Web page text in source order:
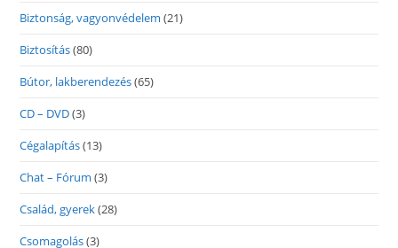
Biztonság, vagyonvédelem (21)
Biztosítás(80)
Bútor, lakberendezés(65)
CD – DVD(3)
Cégalapítás(13)
Chat – Fórum (3)
Család, gyerek(28)
Csomagolás(3)